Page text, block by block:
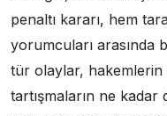
penaltı kararı, hem
yorumcuları arasında
tür olaylar, hakemlerin
tartışmaların ne